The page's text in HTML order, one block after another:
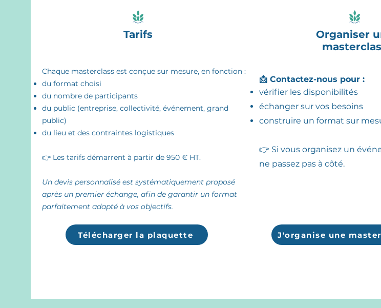
Tarifs
Chaque masterclass est conçue sur mesure, en fonction :
du format choisi
du nombre de participants
du public (entreprise, collectivité, événement, grand
public)
du lieu et des contraintes logistiques
👉 Les tarifs démarrent à partir de 950 € HT.
Un devis personnalisé est systématiquement proposé
après un premier échange, afin de garantir un format
parfaitement adapté à vos objectifs.
Télécharger la plaquette
Organiser
📩 Contactez-nous pour :
vérifier les disponibilités
échanger sur vos besoins
construire un format sur
👉 Si vous organisez un
ne passez pas à côté.
J'organise une